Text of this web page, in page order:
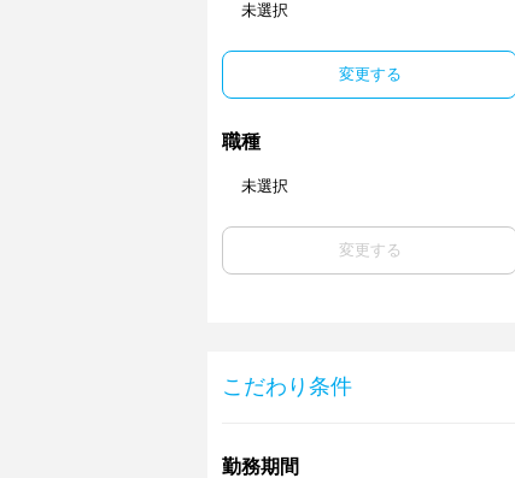
未選択
変更する
職種
未選択
変更する
こだわり条件
勤務期間